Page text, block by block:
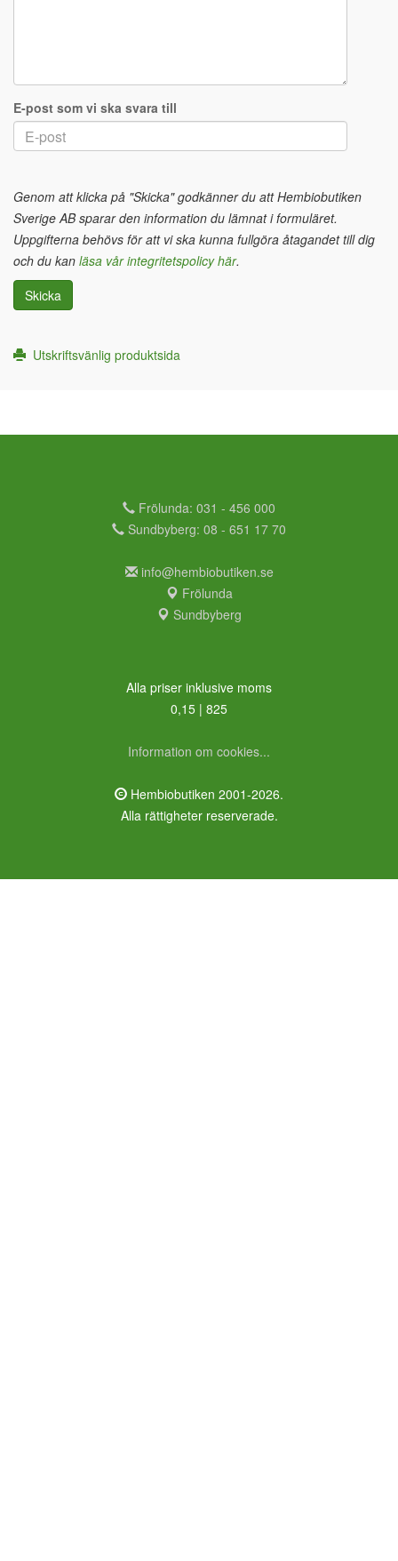
E-post som vi ska svara till
Genom att klicka på "Skicka" godkänner du att Hembiobutiken
Sverige AB sparar den information du lämnat i formuläret.
Uppgifterna behövs för att vi ska kunna fullgöra åtagandet till dig
och du kan läsa vår integritetspolicy här.
Skicka
Utskriftsvänlig produktsida
Frölunda: 031 - 456 000
Sundbyberg: 08 - 651 17 70
info@hembiobutiken.se
Frölunda
Sundbyberg
Alla priser inklusive moms
0,15 | 825
Information om cookies...
Hembiobutiken 2001-2026.
Alla rättigheter reserverade.